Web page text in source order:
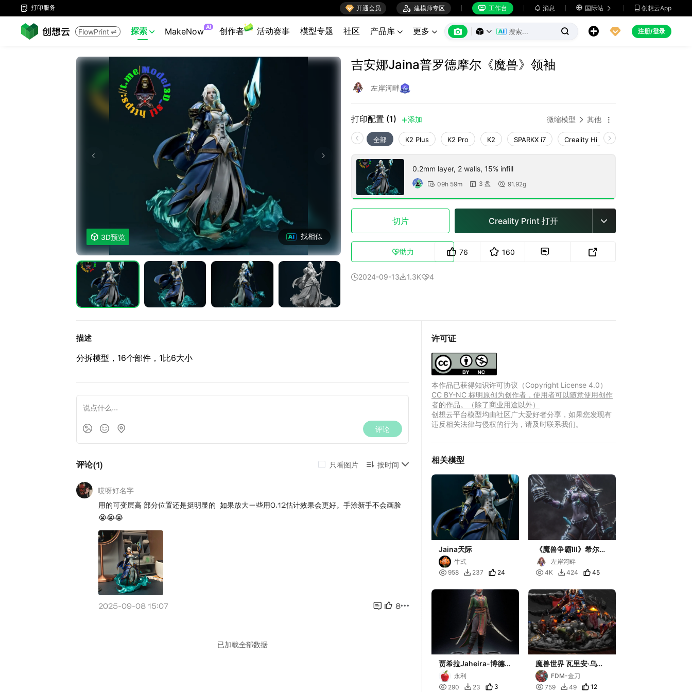
 打印服务  开通会员  建模师专区  工作台  消息  国际站   创想云App
FlowPrint  探索  MakeNow AI 创作者 活动赛事 模型专题 社区 产品库  更多        注册/登录
 3D预览 找相似
吉安娜Jaina普罗德摩尔《魔兽》领袖
左岸河畔
打印配置 (1) 添加 微缩模型  其他 
全部 K2 Plus K2 Pro K2 SPARKX i7 Creality Hi
0.2mm layer, 2 walls, 15% infill
 09h 59m  3 盘  91.92g
切片 Creality Print 打开 
助力 76 160  
2024-09-131.3K4
描述
分拆模型，16个部件，1比6大小
许可证
本作品已获得知识许可协议（Copyright License 4.0）
CC BY-NC 标明原创为创作者，使用者可以随意使用创作
者的作品。（除了商业用途以外）
创想云平台模型均由社区广大爱好者分享，如果您发现有
违反相关法律与侵权的行为，请及时联系我们。
相关模型
Jaina天际
牛弍
 958  237 24
《魔兽争霸Ⅲ》希尔瓦
娜斯·风行者
左岸河畔
 4K  424 45
贾希拉Jaheira-博德之
门
永利
 290  23 3
魔兽世界 瓦里安·乌瑞
恩 高精散件
FDM-金刀
 759  49 12